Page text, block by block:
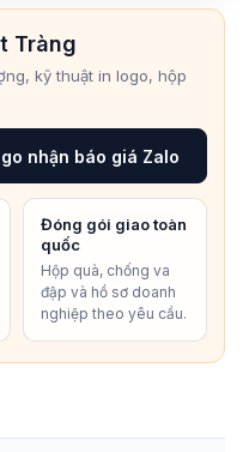
Tràng
kỹ thuật in logo, hộp
nhận báo giá Zalo
Đóng gói giao toàn
quốc
Hộp quà, chống va
đập và hồ sơ doanh
nghiệp theo yêu cầu.